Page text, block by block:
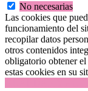
No necesarias
Las cookies que
funcionamiento del
recopilar datos
otros contenidos
obligatorio obtener el
estas cookies en su